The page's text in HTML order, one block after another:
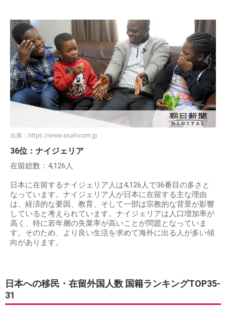
出典： https://www.asahicom.jp
36位：ナイジェリア
在留総数：4,126人
日本に在留するナイジェリア人は4,126人で36番目の多さと
なっています。ナイジェリア人が日本に在留する主な理由
は、経済的な要因、教育、そして一部は宗教的な背景が影響
していると考えられています。ナイジェリアは人口増加率が
高く、特に若年層の失業率が高いことが問題となっていま
す。そのため、より良い生活を求めて海外に出る人が多い傾
向があります。
日本への移民・在留外国人数 国籍ランキングTOP35-
31